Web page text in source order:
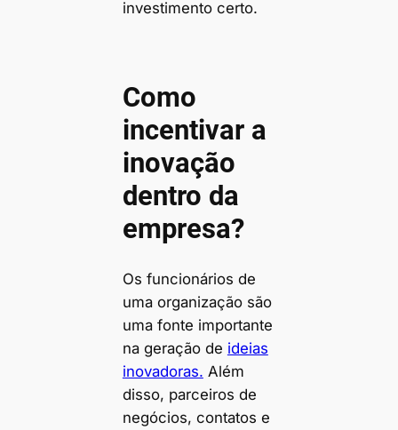
investimento certo.
Como
incentivar a
inovação
dentro da
empresa?
Os funcionários de
uma organização são
uma fonte importante
na geração de ideias
inovadoras. Além
disso, parceiros de
negócios, contatos e